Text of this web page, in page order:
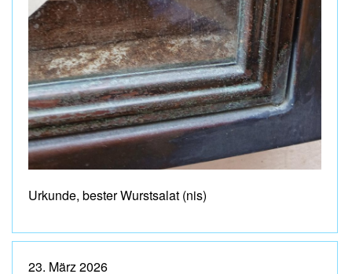
Urkunde, bester Wurstsalat (nis)
23. März 2026